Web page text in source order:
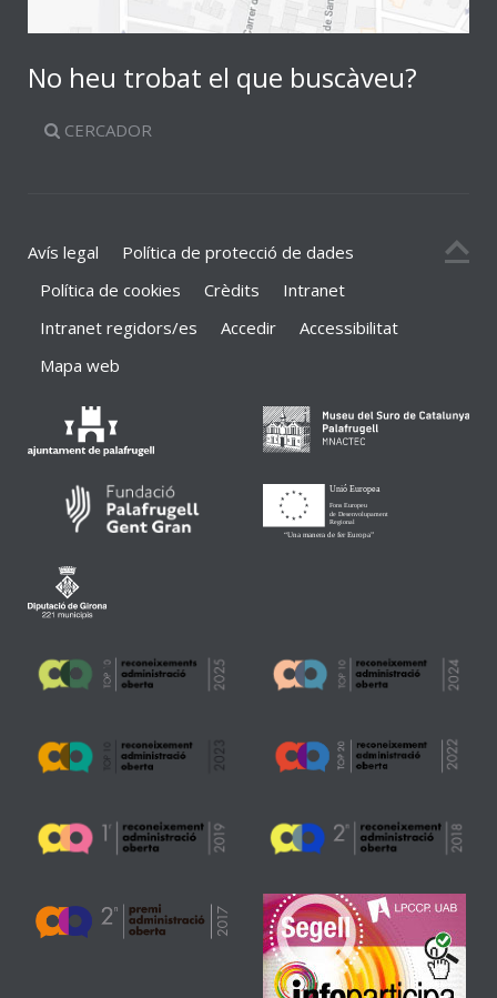
No heu trobat el que buscàveu?
CERCADOR
Avís legal
Política de protecció de dades
Política de cookies
Crèdits
Intranet
Intranet regidors/es
Accedir
Accessibilitat
Mapa web